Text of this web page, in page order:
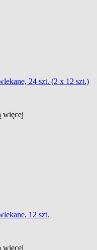
24 szt. (2 x 12 szt.)
więcej
12 szt.
więcej